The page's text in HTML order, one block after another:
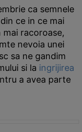
ca semnele
ce in ce mai
mai racoroase,
nevoia unei
sa ne gandim
si la ingrijirea
a avea parte